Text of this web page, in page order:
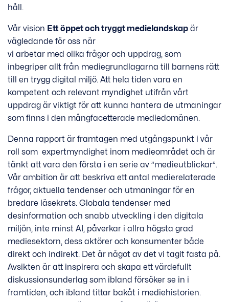
håll.
Vår vision Ett öppet och tryggt medielandskap är
vägledande för oss när
vi arbetar med olika frågor och uppdrag, som
inbegriper allt från mediegrundlagarna till barnens rätt
till en trygg digital miljö. Att hela tiden vara en
kompetent och relevant myndighet utifrån vårt
uppdrag är viktigt för att kunna hantera de utmaningar
som finns i den mångfacetterade mediedomänen.
Denna rapport är framtagen med utgångspunkt i vår
roll som expertmyndighet inom medieområdet och är
tänkt att vara den första i en serie av ”medieutblickar”.
Vår ambition är att beskriva ett antal medierelaterade
frågor, aktuella tendenser och utmaningar för en
bredare läsekrets. Globala tendenser med
desinformation och snabb utveckling i den digitala
miljön, inte minst AI, påverkar i allra högsta grad
mediesektorn, dess aktörer och konsumenter både
direkt och indirekt. Det är något av det vi tagit fasta på.
Avsikten är att inspirera och skapa ett värdefullt
diskussionsunderlag som ibland försöker se in i
framtiden, och ibland tittar bakåt i mediehistorien.